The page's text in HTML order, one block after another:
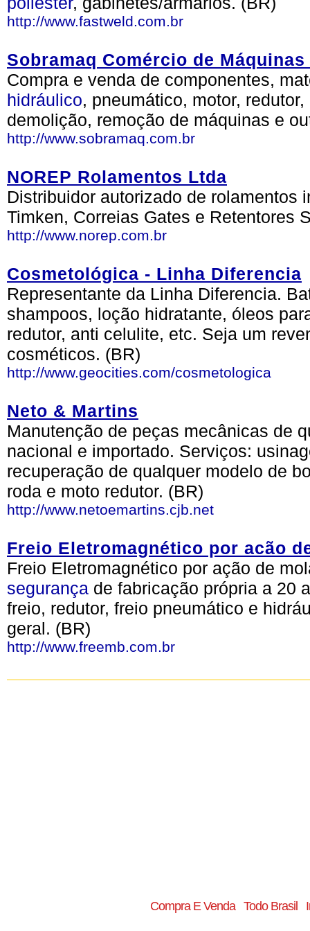
http://www.fastweld.com.br
Sobramaq Comércio de
Compra e venda de componentes,
hidráulico, pneumático, motor, redutor,
demolição, remoção de máquinas e
http://www.sobramaq.com.br
NOREP Rolamentos Ltda
Distribuidor autorizado de rolamentos
Timken, Correias Gates e Retentores
http://www.norep.com.br
Cosmetológica - Linha Diferencia
Representante da Linha Diferencia.
shampoos, loção hidratante, óleos
redutor, anti celulite, etc. Seja um
cosméticos. (BR)
http://www.geocities.com/cosmetologica
Neto & Martins
Manutenção de peças mecânicas de
nacional e importado. Serviços:
recuperação de qualquer modelo de
roda e moto redutor. (BR)
http://www.netoemartins.cjb.net
Freio Eletromagnético por acão
Freio Eletromagnético por ação de
segurança de fabricação própria a 20
freio, redutor, freio pneumático e
geral. (BR)
http://www.freemb.com.br
Compra E Venda Todo Brasil